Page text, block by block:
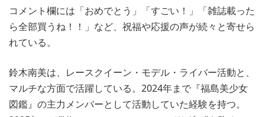
コメント欄には「おめでとう」「すごい！」「雑誌載った
ら全部買うね！！」など、祝福や応援の声が続々と寄せら
れている。
鈴木南美は、レースクイーン・モデル・ライバー活動と、
マルチな方面で活躍している。2024年まで『福島美少女
図鑑』の主力メンバーとして活動していた経験を持つ。